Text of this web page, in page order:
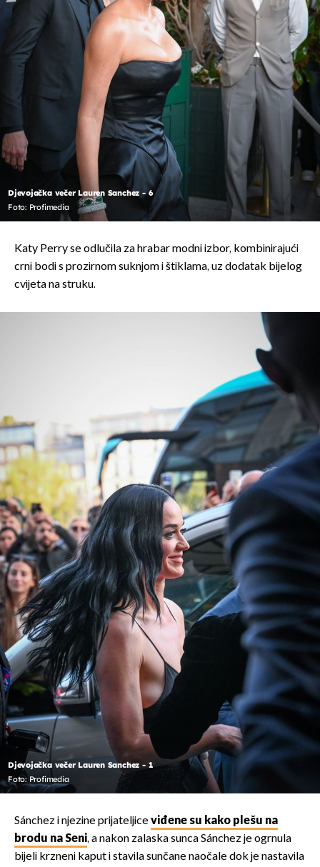
Djevojačka večer Lauren Sanchez - 6
Foto: Profimedia
Katy Perry se odlučila za hrabar modni izbor, kombinirajući
crni bodi s prozirnom suknjom i štiklama, uz dodatak bijelog
cvijeta na struku.
Djevojačka večer Lauren Sanchez - 1
Foto: Profimedia
Sánchez i njezine prijateljiceviđene su kako plešu na
brodu na Seni, a nakon zalaska sunca Sánchez je ogrnula
bijeli krzneni kaput i stavila sunčane naočale dok je nastavila